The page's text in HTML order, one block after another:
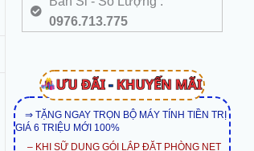
0976.713.775
⇒ TẶNG NGAY TRỌN BỘ MÁY TÍNH TIỀN TRỊ
GIÁ 6 TRIỆU MỚI 100%
– KHI SỮ DỤNG GÓI LẮP ĐẶT PHÒNG NET